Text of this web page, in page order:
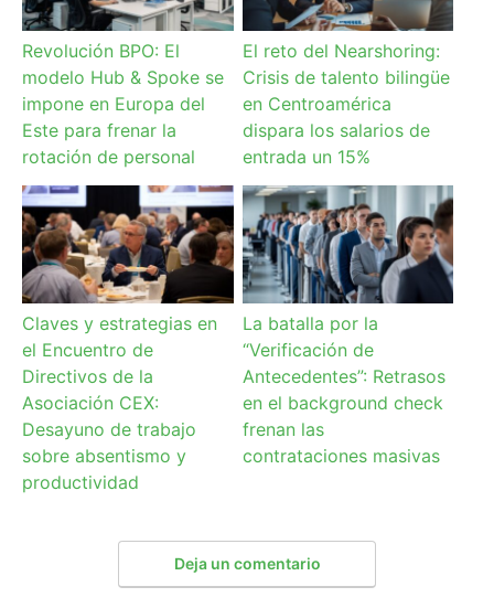
Revolución BPO: El
modelo Hub & Spoke se
impone en Europa del
Este para frenar la
rotación de personal
El reto del Nearshoring:
Crisis de talento bilingüe
en Centroamérica
dispara los salarios de
entrada un 15%
Claves y estrategias en
el Encuentro de
Directivos de la
Asociación CEX:
Desayuno de trabajo
sobre absentismo y
productividad
La batalla por la
“Verificación de
Antecedentes”: Retrasos
en el background check
frenan las
contrataciones masivas
Deja un comentario